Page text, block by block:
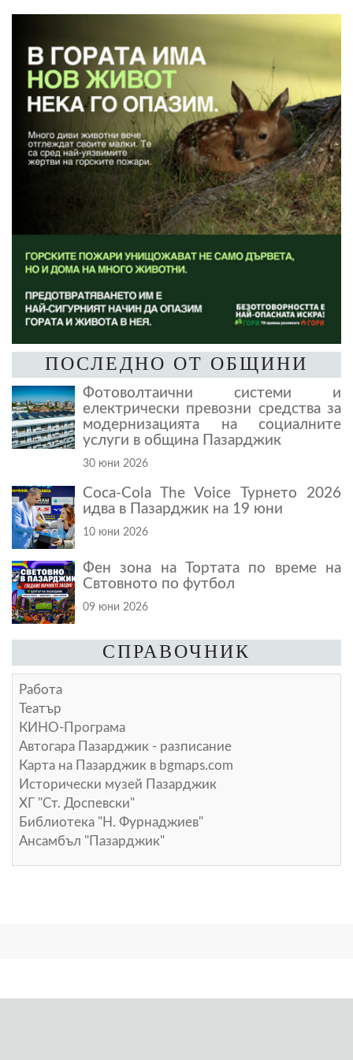
ПОСЛЕДНО ОТ ОБЩИНИ
Фотоволтаични системи и
електрически превозни средства за
модернизацията на социалните
услуги в община Пазарджик
30 юни 2026
Coca-Cola The Voice Турнето 2026
идва в Пазарджик на 19 юни
10 юни 2026
Фен зона на Тортата по време на
Свтовното по футбол
09 юни 2026
СПРАВОЧНИК
Работа
Театър
КИНО-Програма
Автогара Пазарджик - разписание
Карта на Пазарджик в bgmaps.com
Исторически музей Пазарджик
ХГ "Ст. Доспевски"
Библиотека "Н. Фурнаджиев"
Ансамбъл "Пазарджик"